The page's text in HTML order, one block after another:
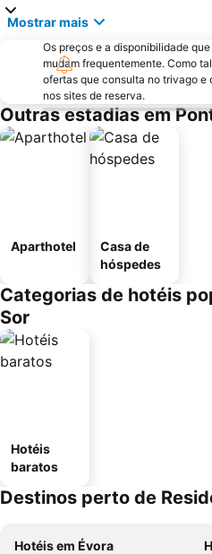
Castelo de Belver
Mostrar mais
Os preços e a disponibilidade
mudam frequentemente. Como
ofertas que consulta no trivago e
nos sites de reserva.
Outras estadias em
Aparthotel
Casa de
hóspedes
Categorias de hotéis
Sor
Hotéis
baratos
Destinos perto de
Hotéis em Évora